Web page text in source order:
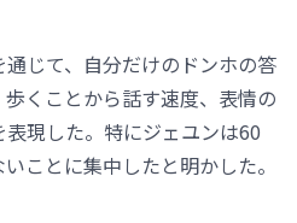
じて、自分だけのドンホの答
くことから話す速度、表情の
現した。特にジェユンは60
ことに集中したと明かした。